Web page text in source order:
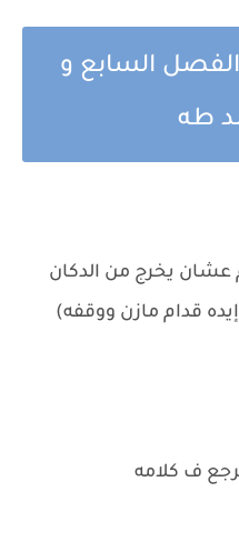
الفصل السابع و
طه
عشان يخرج من الدكان
قدام مازن ووقفه)
ف كلامه